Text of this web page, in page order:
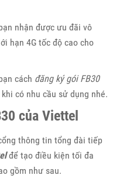
nhận được ưu đãi vô
hạn 4G tốc độ cao cho
cách đăng ký gói FB30
có nhu cầu sử dụng nhé.
của Viettel
thông tin tổng đài tiếp
để tạo điều kiện tối đa
gồm như sau.